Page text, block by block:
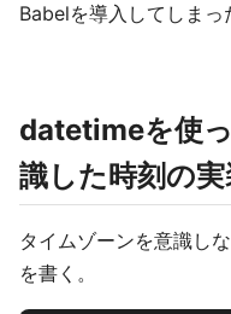
Babelを導入してしまっ
datetimeを使
識した時刻の
タイムゾーンを意識し
を書く。